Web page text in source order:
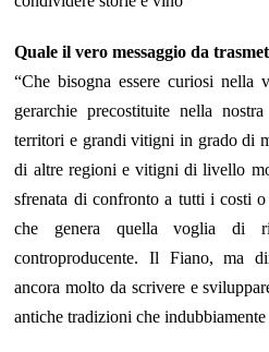
Quale il vero messaggio da
“Che bisogna essere curiosi nella
gerarchie precostituite nella
territori e grandi vitigni in grado di
di altre regioni e vitigni di livello
sfrenata di confronto a tutti i costi
che genera quella voglia di
controproducente. Il Fiano, ma
ancora molto da scrivere e
antiche tradizioni che indubbiamente